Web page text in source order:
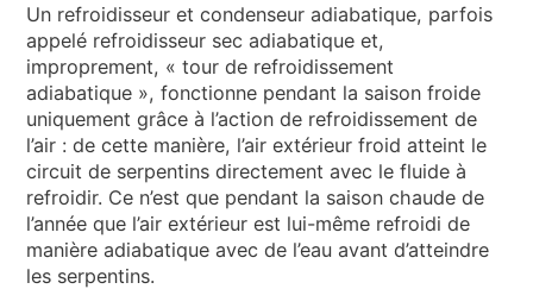
Un refroidisseur et condenseur adiabatique, parfois
appelé refroidisseur sec adiabatique et,
improprement, « tour de refroidissement
adiabatique », fonctionne pendant la saison froide
uniquement grâce à l’action de refroidissement de
l’air : de cette manière, l’air extérieur froid atteint le
circuit de serpentins directement avec le fluide à
refroidir. Ce n’est que pendant la saison chaude de
l’année que l’air extérieur est lui-même refroidi de
manière adiabatique avec de l’eau avant d’atteindre
les serpentins.